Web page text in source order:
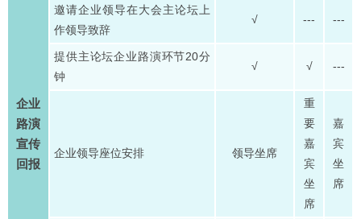
企业
路演
宣传
回报
邀请企业领导在大会主论坛上
作领导致辞
√ --- ---
提供主论坛企业路演环节20分
钟
√ √ ---
企业领导座位安排 领导坐席
重
要
嘉
宾
坐
席
嘉
宾
坐
席